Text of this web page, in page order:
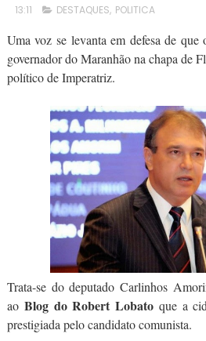
13:11 DESTAQUES, POLITICA
Uma voz se levanta em defesa de
governador do Maranhão na chapa de
político de Imperatriz.
Trata-se do deputado Carlinhos
aoBlog do Robert Lobatoque a
prestigiada pelo candidato comunista.